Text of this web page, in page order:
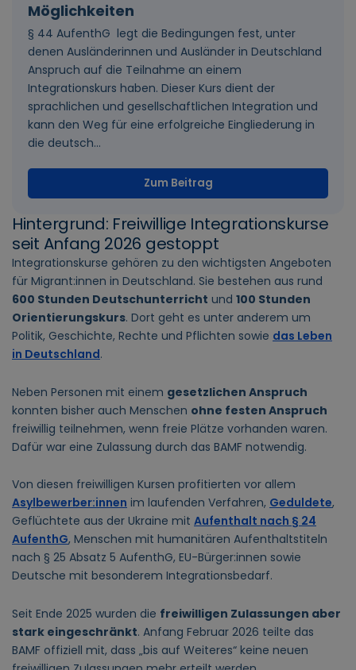
Möglichkeiten
§ 44 AufenthG legt die Bedingungen fest, unter
denen Ausländerinnen und Ausländer in Deutschland
Anspruch auf die Teilnahme an einem
Integrationskurs haben. Dieser Kurs dient der
sprachlichen und gesellschaftlichen Integration und
kann den Weg für eine erfolgreiche Eingliederung in
die deutsch...
Zum Beitrag
Hintergrund: Freiwillige Integrationskurse
seit Anfang 2026 gestoppt
Integrationskurse gehören zu den wichtigsten Angeboten
für Migrant:innen in Deutschland. Sie bestehen aus rund
600 Stunden Deutschunterricht und 100 Stunden
Orientierungskurs. Dort geht es unter anderem um
Politik, Geschichte, Rechte und Pflichten sowie das Leben
in Deutschland.
Neben Personen mit einem gesetzlichen Anspruch
konnten bisher auch Menschen ohne festen Anspruch
freiwillig teilnehmen, wenn freie Plätze vorhanden waren.
Dafür war eine Zulassung durch das BAMF notwendig.
Von diesen freiwilligen Kursen profitierten vor allem
Asylbewerber:innen im laufenden Verfahren, Geduldete,
Geflüchtete aus der Ukraine mit Aufenthalt nach § 24
AufenthG, Menschen mit humanitären Aufenthaltstiteln
nach § 25 Absatz 5 AufenthG, EU-Bürger:innen sowie
Deutsche mit besonderem Integrationsbedarf.
Seit Ende 2025 wurden die freiwilligen Zulassungen aber
stark eingeschränkt. Anfang Februar 2026 teilte das
BAMF offiziell mit, dass „bis auf Weiteres“ keine neuen